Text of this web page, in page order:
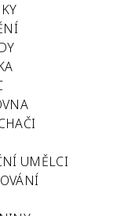
UMĚLCI